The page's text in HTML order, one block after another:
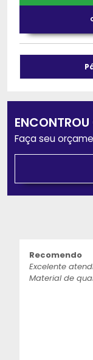
Faça seu
Recomendo
Excelente
Material de